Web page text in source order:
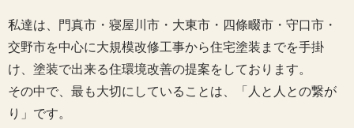
私達は、門真市・寝屋川市・大東市・四條畷市・守口市・
交野市を中心に大規模改修工事から住宅塗装までを手掛
け、塗装で出来る住環境改善の提案をしております。
その中で、最も大切にしていることは、「人と人との繋が
り」です。